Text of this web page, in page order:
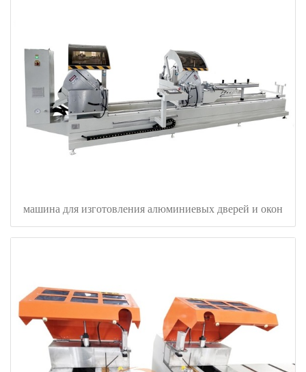
машина для изготовления алюминиевых дверей и окон